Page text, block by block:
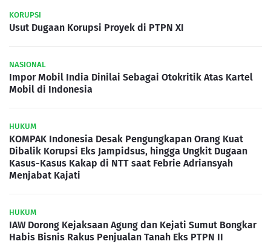
KORUPSI
Usut Dugaan Korupsi Proyek di PTPN XI
NASIONAL
Impor Mobil India Dinilai Sebagai Otokritik Atas Kartel
Mobil di Indonesia
HUKUM
KOMPAK Indonesia Desak Pengungkapan Orang Kuat
Dibalik Korupsi Eks Jampidsus, hingga Ungkit Dugaan
Kasus-Kasus Kakap di NTT saat Febrie Adriansyah
Menjabat Kajati
HUKUM
IAW Dorong Kejaksaan Agung dan Kejati Sumut Bongkar
Habis Bisnis Rakus Penjualan Tanah Eks PTPN II